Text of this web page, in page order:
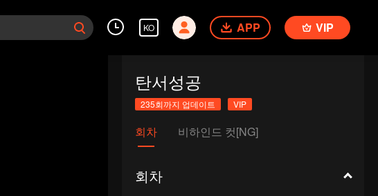
KO APP VIP
탄서성공
235회까지 업데이트 VIP
회차 비하인드 컷[NG]
회차